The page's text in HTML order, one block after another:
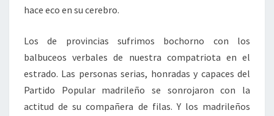
hace eco en su cerebro.
Los de provincias sufrimos bochorno con los
balbuceos verbales de nuestra compatriota en el
estrado. Las personas serias, honradas y capaces del
Partido Popular madrileño se sonrojaron con la
actitud de su compañera de filas. Y los madrileños